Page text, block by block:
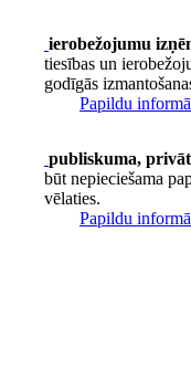
ierobežojumu
tiesības un
godīgās
Papildu
publiskuma,
būt nepieciešama
vēlaties.
Papildu